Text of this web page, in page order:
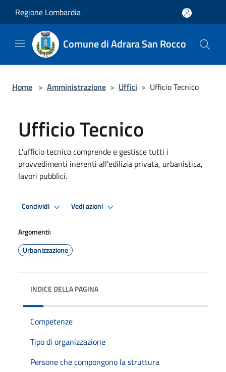
Regione Lombardia
Comune di Adrara San Rocco
Home > Amministrazione > Uffici > Ufficio Tecnico
Ufficio Tecnico
L'ufficio tecnico comprende e gestisce tutti i
provvedimenti inerenti all'edilizia privata, urbanistica,
lavori pubblici.
Condividi Vedi azioni
Argomenti:
Urbanizzazione
INDICE DELLA PAGINA
Competenze
Tipo di organizzazione
Persone che compongono la struttura